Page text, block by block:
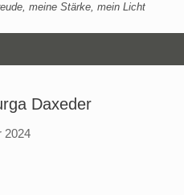
meine Stärke, mein Licht
Daxeder
2024